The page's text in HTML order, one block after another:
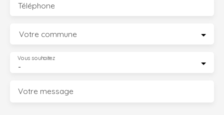
Téléphone
Votre commune
-
Vous souhaitez
Votre message